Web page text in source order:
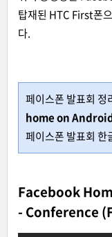
탑재된 HTC First폰
다.
페이스폰 발표회 정
home on
페이스폰 발표회 한
Facebook
- Conference